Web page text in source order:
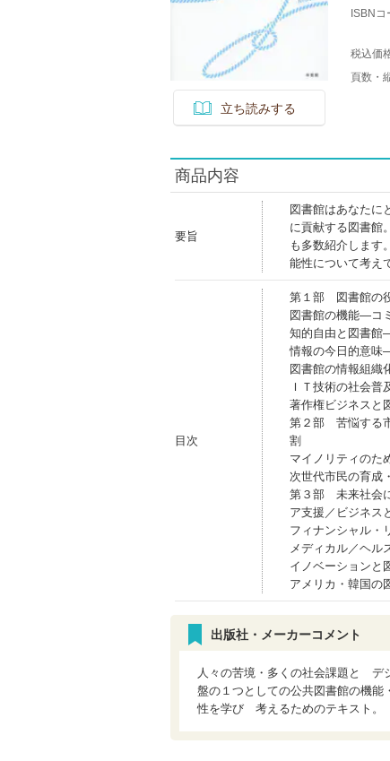
立ち読みする
ISBNコ
税込価
頁数・
商品内容
要旨
図書館はあなたに
に貢献する図書館
も多数紹介します
能性について考え
目次
第１部 図書館の
図書館の機能―コ
知的自由と図書館
情報の今日的意味
図書館の情報組織
ＩＴ技術の社会
著作権ビジネスと
第２部 苦悩する
割
マイノリティのた
次世代市民の育成
第３部 未来社会
ア支援／ビジネス
フィナンシャル・
メディカル／ヘル
イノベーションと
アメリカ・韓国の
出版社・メーカーコメント
人々の苦境・多くの社会課題と デ
盤の１つとしての公共図書館の機
性を学び 考えるためのテキスト。